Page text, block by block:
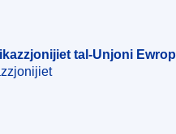
tal-Unjoni